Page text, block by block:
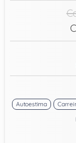
Autoestima